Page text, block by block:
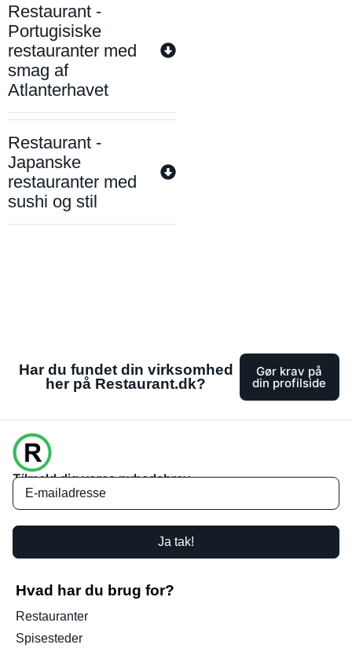
Restaurant -
Portugisiske
restauranter med
smag af
Atlanterhavet
Restaurant -
Japanske
restauranter med
sushi og stil
Har du fundet din virksomhed
her på Restaurant.dk?
Gør krav på
din profilside
Tilmeld dig vores nyhedsbrev
Ja tak!
Hvad har du brug for?
Restauranter
Spisesteder